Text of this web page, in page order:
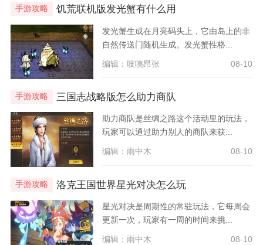
手游攻略 饥荒联机版发光蟹有什么用
发光蟹生成在月亮码头上，它由岛上的非
自然传送门随机生成。发光蟹性格...
编辑：吱咦昂张 08-10
手游攻略 三国志战略版怎么助力商队
助力商队是丝绸之路这个活动里的玩法，
玩家可以通过助力别人的商队来获...
编辑：雨中木 08-10
手游攻略 洛克王国世界星光对决怎么玩
星光对决是周期性的常驻玩法，它每周会
更新一次，玩家有一周的时间来挑...
编辑：雨中木 08-10